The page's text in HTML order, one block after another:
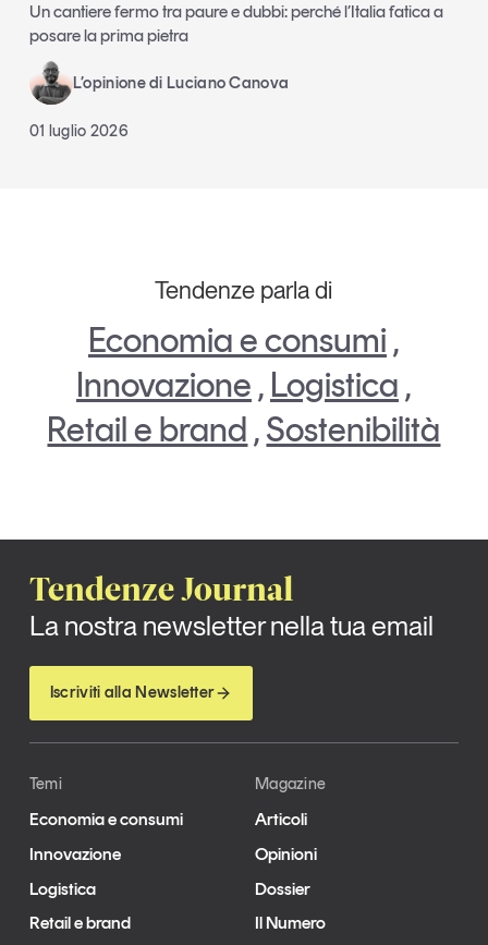
Un cantiere fermo tra paure e dubbi: perché l’Italia fatica a
posare la prima pietra
L’opinione di Luciano Canova
01 luglio 2026
Tendenze parla di
Economia e consumi ,
Innovazione , Logistica ,
Retail e brand ,Sostenibilità
Tendenze Journal
La nostra newsletter nella tua email
Iscriviti alla Newsletter
Temi
Economia e consumi
Innovazione
Logistica
Retail e brand
Magazine
Articoli
Opinioni
Dossier
Il Numero